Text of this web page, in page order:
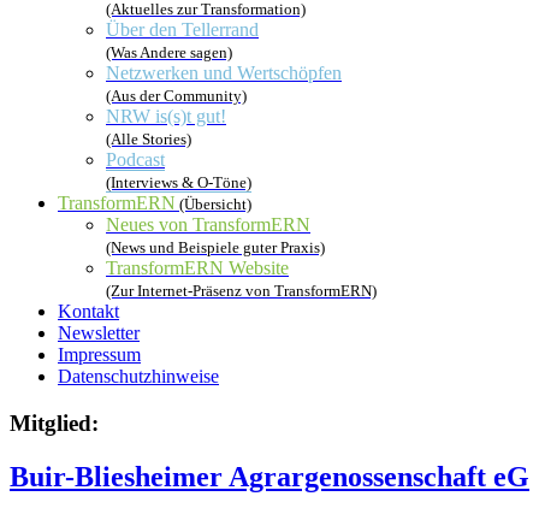
(Aktuelles zur Transformation)
Über den Tellerrand
(Was Andere sagen)
Netzwerken und Wertschöpfen
(Aus der Community)
NRW is(s)t gut!
(Alle Stories)
Podcast
(Interviews & O-Töne)
TransformERN (Übersicht)
Neues von TransformERN
(News und Beispiele guter Praxis)
TransformERN Website
(Zur Internet-Präsenz von TransformERN)
Kontakt
Newsletter
Impressum
Datenschutzhinweise
Mitglied:
Buir-Bliesheimer Agrargenossenschaft eG